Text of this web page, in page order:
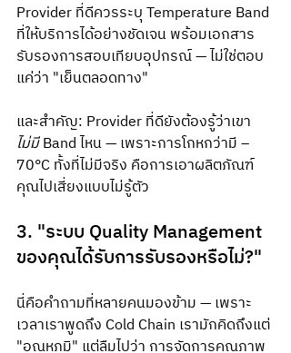
Provider ที่ดีควรระบุ Temperature Band
ที่ให้บริการได้อย่างชัดเจน พร้อมเอกสาร
รับรองการสอบเทียบอุปกรณ์ — ไม่ใช่ตอบ
แค่ว่า "เย็นตลอดทาง"
และสำคัญ: Provider ที่ดียังต้องรู้ว่าเขา
ไม่มี Band ไหน — เพราะการโกหกว่ามี –
70°C ทั้งที่ไม่มีจริง คือการเอาผลิตภัณฑ์
คุณไปเสี่ยงแบบไม่รู้ตัว
3. "ระบบ Quality Management
ของคุณได้รับการรับรองหรือไม่?"
นี่คือคำถามที่หลายคนมองข้าม — เพราะ
เวลาเราพูดถึง Cold Chain เรามักคิดถึงแต่
"อุณหภูมิ" แต่ลืมไปว่า การจัดการคุณภาพ